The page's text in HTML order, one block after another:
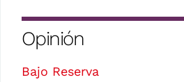
Opinión
Bajo Reserva